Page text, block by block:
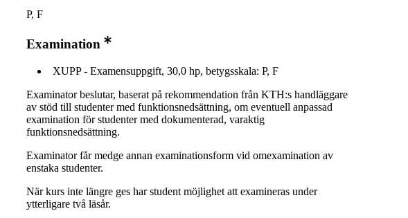
P, F
Examination
XUPP - Examensuppgift, 30,0 hp, betygsskala: P, F
Examinator beslutar, baserat på rekommendation från KTH:s handläggare
av stöd till studenter med funktionsnedsättning, om eventuell anpassad
examination för studenter med dokumenterad, varaktig
funktionsnedsättning.
Examinator får medge annan examinationsform vid omexamination av
enstaka studenter.
När kurs inte längre ges har student möjlighet att examineras under
ytterligare två läsår.